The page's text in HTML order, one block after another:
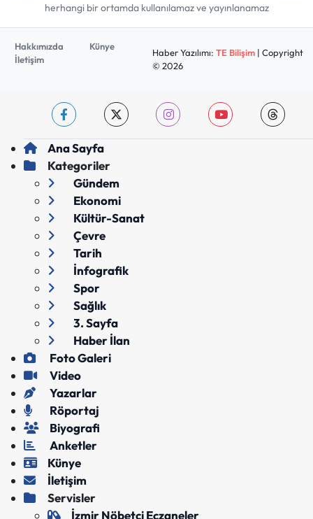
herhangi bir ortamda kullanılamaz ve yayınlanamaz
Hakkımızda
Künye
İletişim
Haber Yazılımı: TE Bilişim| Copyright
© 2026
Ana Sayfa
Kategoriler
Gündem
Ekonomi
Kültür-Sanat
Çevre
Tarih
İnfografik
Spor
Sağlık
3. Sayfa
Haber İlan
Foto Galeri
Video
Yazarlar
Röportaj
Biyografi
Anketler
Künye
İletişim
Servisler
İzmir Nöbetçi Eczaneler